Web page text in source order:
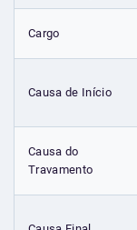
Cargo
Causa de Início
Causa do
Travamento